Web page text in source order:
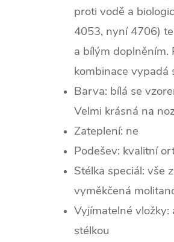
proti vodě a
4053, nyní 4706)
a bílým doplněním.
kombinace vypadá
Barva: bílá se
Velmi krásná na
Zateplení: ne
Podešev: kvalitní
Stélka speciál: vše
vyměkčená
Vyjímatelné vložky:
stélkou